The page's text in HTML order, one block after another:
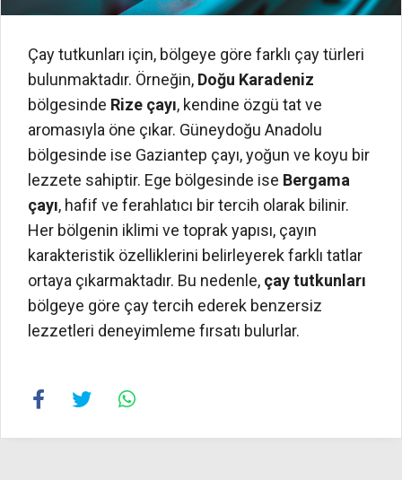
Çay tutkunları için, bölgeye göre farklı çay türleri
bulunmaktadır. Örneğin, Doğu Karadeniz
bölgesinde Rize çayı, kendine özgü tat ve
aromasıyla öne çıkar. Güneydoğu Anadolu
bölgesinde ise Gaziantep çayı, yoğun ve koyu bir
lezzete sahiptir. Ege bölgesinde ise Bergama
çayı, hafif ve ferahlatıcı bir tercih olarak bilinir.
Her bölgenin iklimi ve toprak yapısı, çayın
karakteristik özelliklerini belirleyerek farklı tatlar
ortaya çıkarmaktadır. Bu nedenle, çay tutkunları
bölgeye göre çay tercih ederek benzersiz
lezzetleri deneyimleme fırsatı bulurlar.